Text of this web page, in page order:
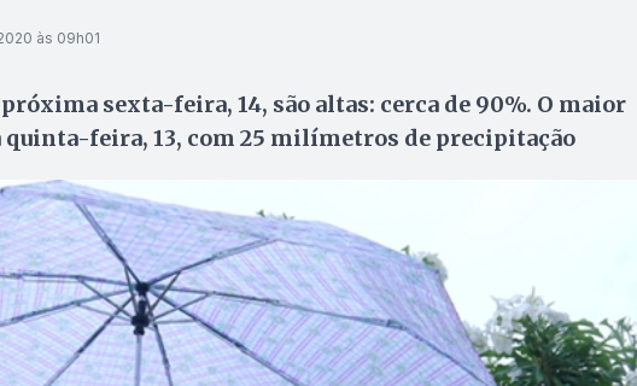
às 09h01
sexta-feira, 14, são altas: cerca de 90%. O maior
feira, 13, com 25 milímetros de precipitação